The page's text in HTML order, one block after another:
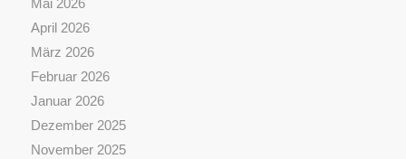
April 2026
März 2026
Februar 2026
Januar 2026
Dezember 2025
November 2025